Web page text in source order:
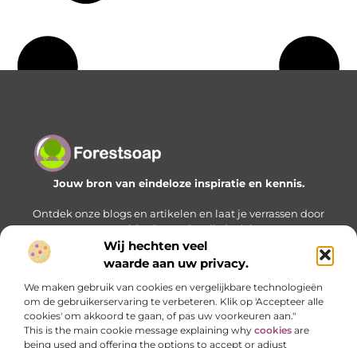
Wij hechten veel
waarde aan uw privacy.
We maken gebruik van cookies en vergelijkbare technologieën
om de gebruikerservaring te verbeteren. Klik op 'Accepteer alle
cookies' om akkoord te gaan, of pas uw voorkeuren aan."
This is the main cookie message explaining why cookies are
being used and offering the options to accept or adjust
Jouw bron van eindeloze inspiratie en kennis.
Ontdek onze blogs en artikelen en laat je verrassen door
een wereld vol waardevolle inzichten.
Bericht categorie
Onze informatie